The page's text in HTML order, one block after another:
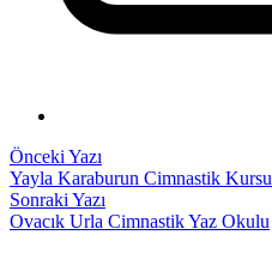
Yazı
gezinmesi
Önceki Yazı
yazı:
Yayla Karaburun Cimnastik Kursu
Sonraki Yazı
yazı:
Ovacık Urla Cimnastik Yaz Okulu